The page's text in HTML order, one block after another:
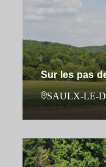
Sur les pas
SAULX-LE-